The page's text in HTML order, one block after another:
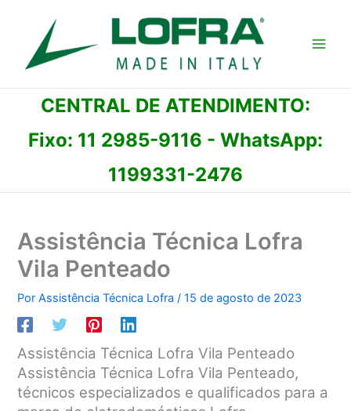
conteúdo
CENTRAL DE ATENDIMENTO:
Fixo: 11 2985-9116 - WhatsApp:
1199331-2476
Assistência Técnica Lofra
Vila Penteado
PorAssistência Técnica Lofra/15 de agosto de 2023
Assistência Técnica Lofra Vila Penteado
Assistência Técnica Lofra Vila Penteado,
técnicos especializados e qualificados para a